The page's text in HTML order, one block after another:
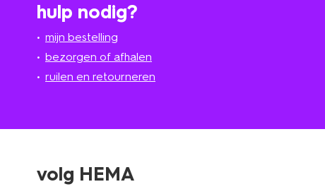
hulp nodig?
mijn bestelling
bezorgen of afhalen
ruilen en retourneren
volg HEMA